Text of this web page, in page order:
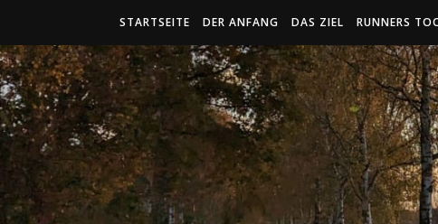
STARTSEITE DER ANFANG DAS ZIEL RUNNERS